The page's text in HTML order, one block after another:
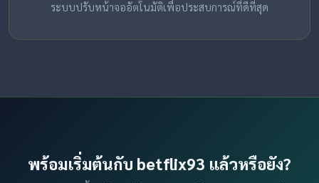
ระบบปรับหน้าจออัตโนมัติเพื่อประสบการณ์ที่ดีที่สุด
พร้อมเริ่มต้นกับ betflix93 แล้วหรือยัง?